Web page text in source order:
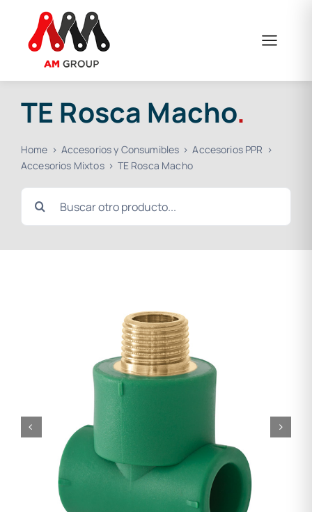
contenido
TE Rosca Macho.
Home Accesorios y Consumibles
Accesorios PPR
Accesorios Mixtos
TE Rosca Macho
Buscar: